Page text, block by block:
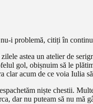
i problemă, citiți în
astea un atelier de
gol, obișnuim să le
clar acum de ce voia Iulia
niște chestii.
dar nu puteam să nu